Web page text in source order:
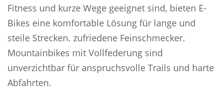
Fitness und kurze Wege geeignet sind, bieten E-
Bikes eine komfortable Lösung für lange und
steile Strecken. zufriedene Feinschmecker.
Mountainbikes mit Vollfederung sind
unverzichtbar für anspruchsvolle Trails und harte
Abfahrten.